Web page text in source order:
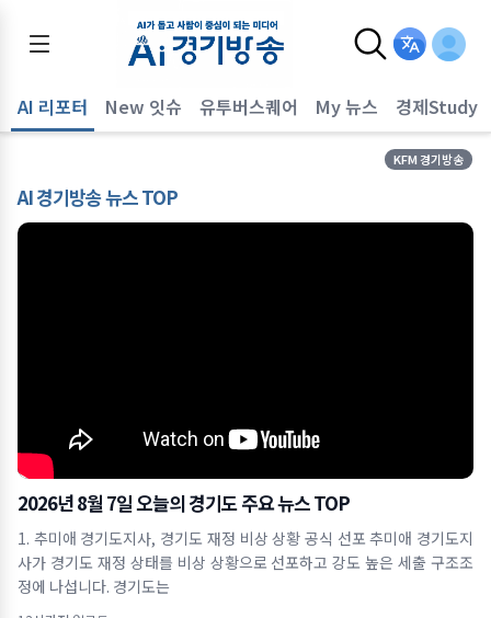
AI 리포터 New 잇슈 유투버스퀘어 My 뉴스 경제Study
KFM 경기방송
AI 경기방송 뉴스 TOP
2026년 8월 7일 오늘의 경기도 주요 뉴스 TOP
1. 추미애 경기도지사, 경기도 재정 비상 상황 공식 선포 추미애 경기도지
사가 경기도 재정 상태를 비상 상황으로 선포하고 강도 높은 세출 구조조
정에 나섭니다. 경기도는